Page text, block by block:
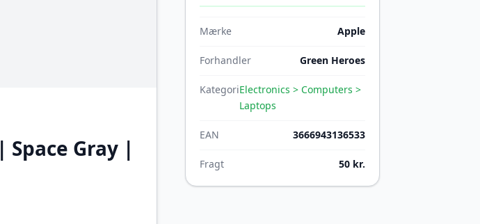
Space Gray |
Mærke Apple
Forhandler Green Heroes
KategoriElectronics > Computers >
Laptops
EAN 3666943136533
Fragt 50 kr.